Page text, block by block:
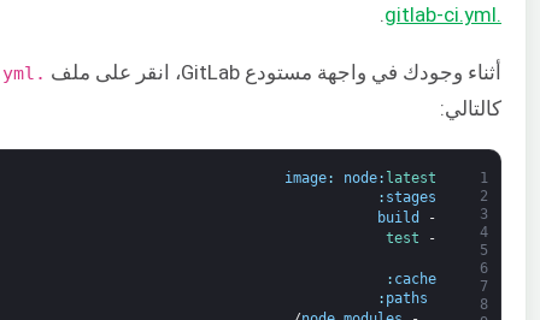
.gitlab-ci.yml
أثناء وجودك في واجهة مستودع GitLab، انقر على ملف .gitlab-ci.yml
كالتالي:
1
2
3
4
5
6
7
8
image: node: latest
stages
:
-
build
-
test
cache
:
paths
: